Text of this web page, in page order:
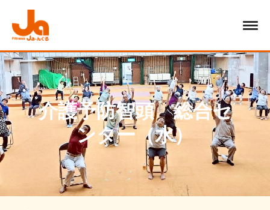
介護予防智頭 総合セ
ンター（水）